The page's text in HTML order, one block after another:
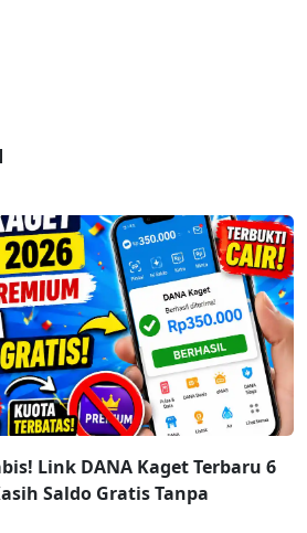
Link DANA Kaget Terbaru 6
Saldo Gratis Tanpa